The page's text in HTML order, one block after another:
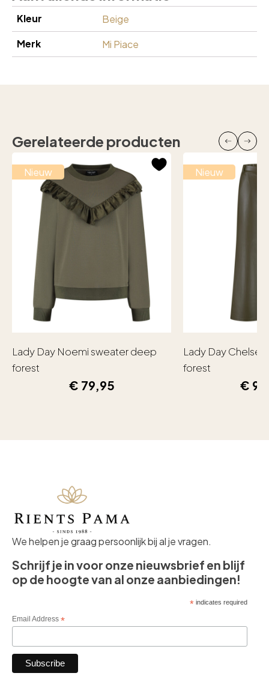
Kleur
Beige
Merk
Mi Piace
Gerelateerde producten
Nieuw
Lady Day Noemi sweater deep
forest
€ 79,95
Nieuw
Lady Day
forest
€
We helpen je graag persoonlijk bij al je vragen.
Schrijf je in voor onze nieuwsbrief en blijf
op de hoogte van al onze aanbiedingen!
*indicates required
Email Address *